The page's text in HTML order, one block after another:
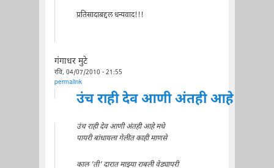
प्रतिसादाबद्दल धन्यवाद!!!
गंगाधर मुटे
रवि, 04/07/2010 - 21:55
permalink
उंच राही देव आणी अंतही आहे
उंच राही देव आणी अंतही आहे मधे
पायरी बांधायला गेलीत काही माणसे
काल 'ती' दारात माझ्या राबली वेड्यापरी